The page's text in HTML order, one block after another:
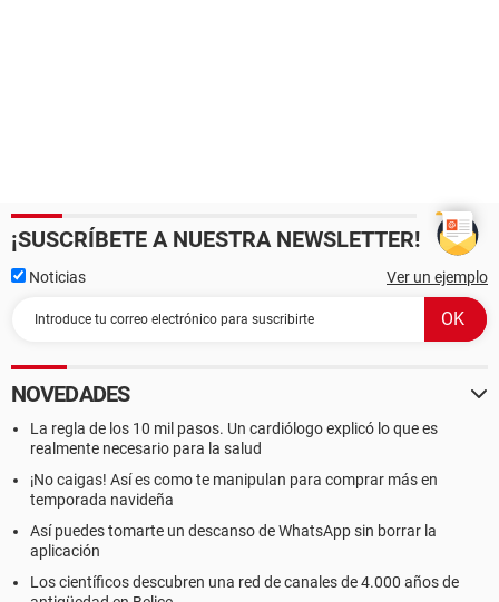
¡SUSCRÍBETE A NUESTRA NEWSLETTER!
Noticias Ver un ejemplo
NOVEDADES
La regla de los 10 mil pasos. Un cardiólogo explicó lo que es
realmente necesario para la salud
¡No caigas! Así es como te manipulan para comprar más en
temporada navideña
Así puedes tomarte un descanso de WhatsApp sin borrar la
aplicación
Los científicos descubren una red de canales de 4.000 años de